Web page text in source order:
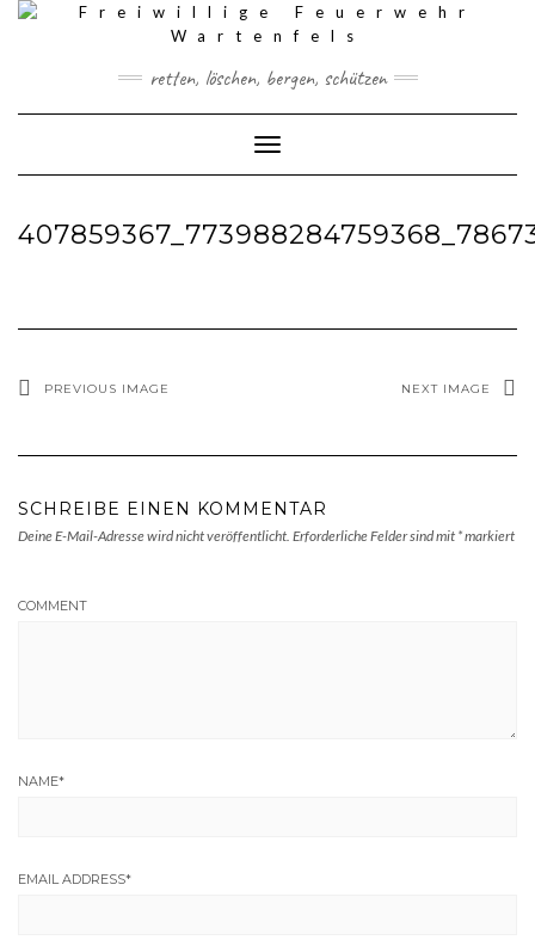
Skip
retten, löschen, bergen, schützen
Toggle Navigation
PREVIOUS IMAGE NEXT IMAGE
SCHREIBE EINEN KOMMENTAR
Deine E-Mail-Adresse wird nicht veröffentlicht. Erforderliche Felder sind mit *markiert
COMMENT
NAME*
EMAIL ADDRESS*